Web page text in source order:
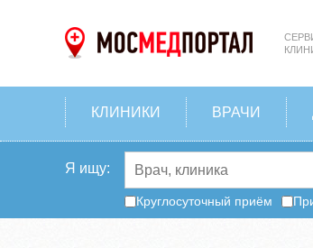
КЛИНИКИ ВРАЧИ
Я ищу:
Круглосуточный приём